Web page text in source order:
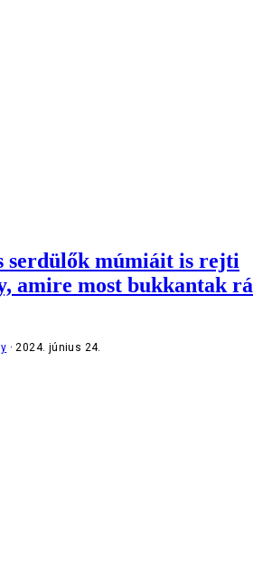
serdülők múmiáit is rejti
amire most bukkantak rá
2024. június 24.